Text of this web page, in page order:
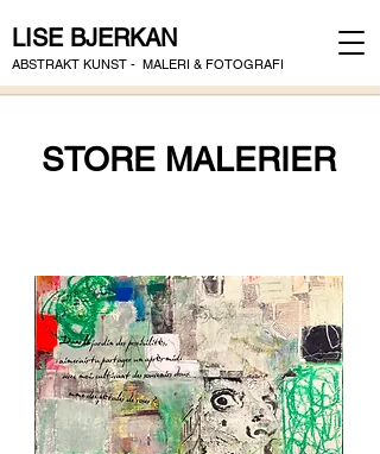
LISE BJERKAN
ABSTRAKT KUNST - MALERI & FOTOGRAFI
STORE MALERIER